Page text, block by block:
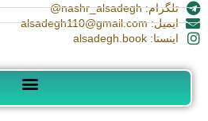
تلگرام: nashr_alsadegh@
ایمیل: alsadegh110@gmail.com
اینستا: alsadegh.book